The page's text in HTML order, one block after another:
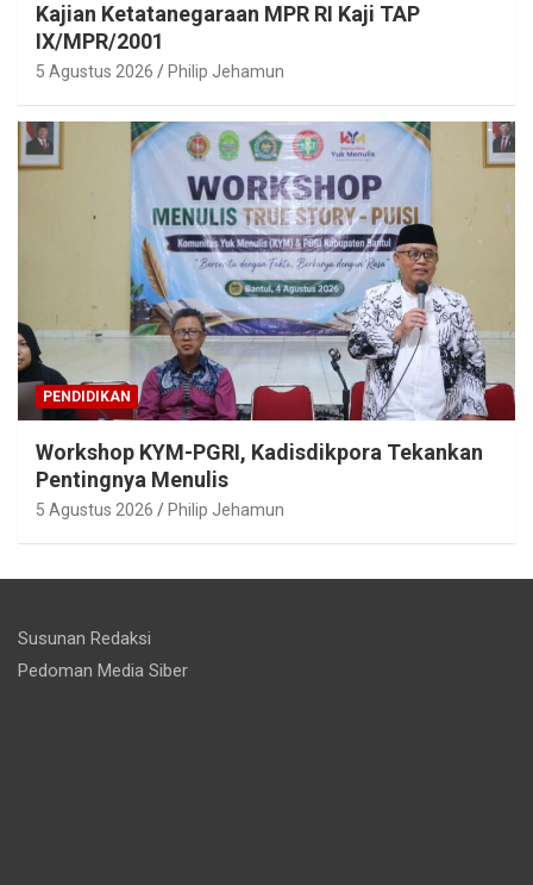
Kajian Ketatanegaraan MPR RI Kaji TAP
IX/MPR/2001
5 Agustus 2026 Philip Jehamun
PENDIDIKAN
Workshop KYM-PGRI, Kadisdikpora Tekankan
Pentingnya Menulis
5 Agustus 2026 Philip Jehamun
Susunan Redaksi
Pedoman Media Siber